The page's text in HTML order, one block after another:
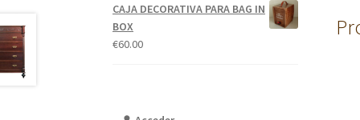
CAJA DECORATIVA PARA BAG IN
BOX
€60.00